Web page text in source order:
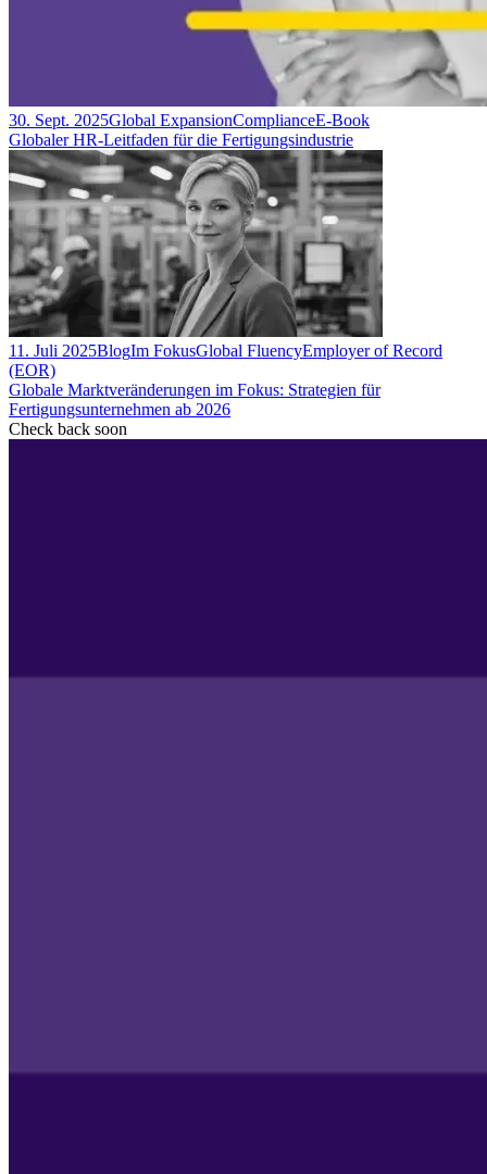
30. Sept. 2025Global ExpansionComplianceE-Book
Globaler HR-Leitfaden für die Fertigungsindustrie
11. Juli 2025BlogIm FokusGlobal FluencyEmployer of Record
(EOR)
Globale Marktveränderungen im Fokus: Strategien für
Fertigungsunternehmen ab 2026
Check back soon